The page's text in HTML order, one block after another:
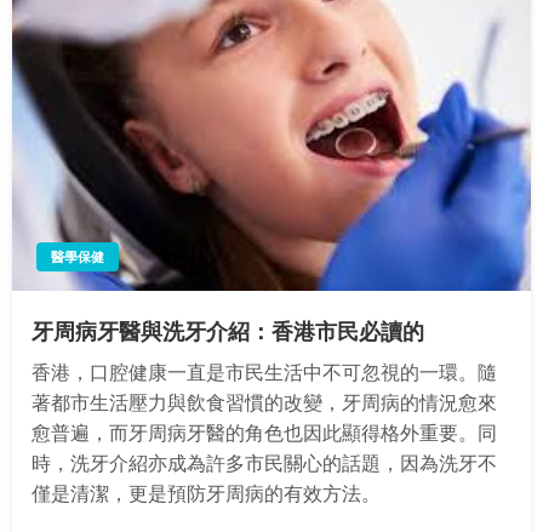
醫學保健
牙周病牙醫與洗牙介紹：香港市民必讀的
香港，口腔健康一直是市民生活中不可忽視的一環。隨
著都市生活壓力與飲食習慣的改變，牙周病的情況愈來
愈普遍，而牙周病牙醫的角色也因此顯得格外重要。同
時，洗牙介紹亦成為許多市民關心的話題，因為洗牙不
僅是清潔，更是預防牙周病的有效方法。